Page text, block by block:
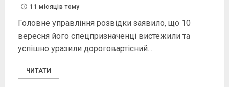
11 місяців тому
Головне управління розвідки заявило, що 10
вересня його спецпризначенці вистежили та
успішно уразили дороговартісний...
ЧИТАТИ